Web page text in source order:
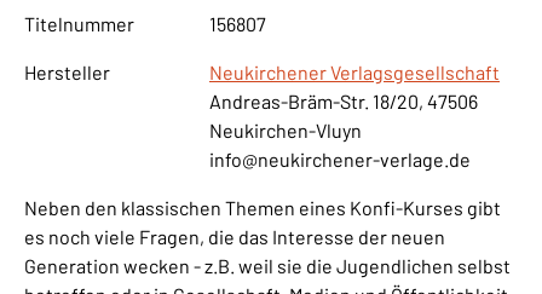
Titelnummer 156807
Hersteller
Neukirchener Verlagsgesellschaft
Andreas-Bräm-Str. 18/20, 47506
Neukirchen-Vluyn
info@neukirchener-verlage.de
Neben den klassischen Themen eines Konfi-Kurses gibt
es noch viele Fragen, die das Interesse der neuen
Generation wecken - z.B. weil sie die Jugendlichen selbst